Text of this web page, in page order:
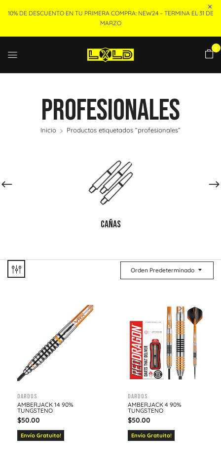
10% DE DESCUENTO EN TU PRIMERA COMPRA: NEW24 – TERMINA EL 31 DE
MARZO
0
Profesionales
Inicio Productos etiquetados “profesionales”
CAÑAS
Orden Predeterminado
Dardos
AMBERJACK 14 90%
TUNGSTENO
$50.00
Envío Gratuito!
Dardos
AMBERJACK 4 90%
TUNGSTENO
$50.00
Envío Gratuito!